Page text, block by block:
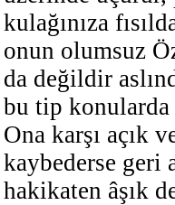
kulağınıza
onun olumsuz
da değildir
bu tip
Ona karşı açık
kaybederse geri
hakikaten âşık